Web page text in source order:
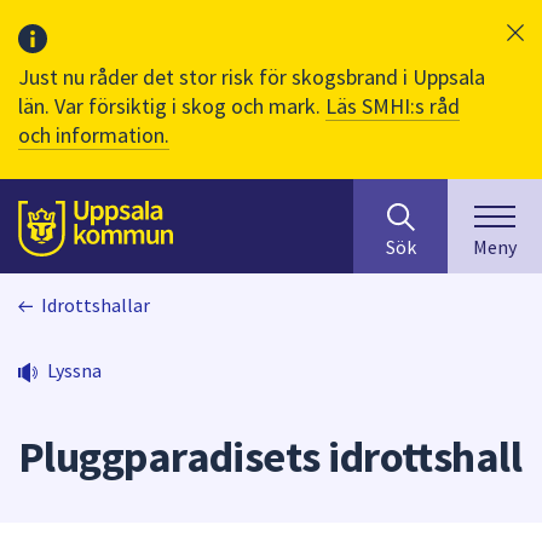
Just nu råder det stor risk för skogsbrand i Uppsala
län. Var försiktig i skog och mark. Läs SMHI:s råd
och information.
Till sidans
huvudinnehåll
efter
innehåll
på
i
Sök Meny
Idrottshallar
Lyssna
Pluggparadisets idrottshall